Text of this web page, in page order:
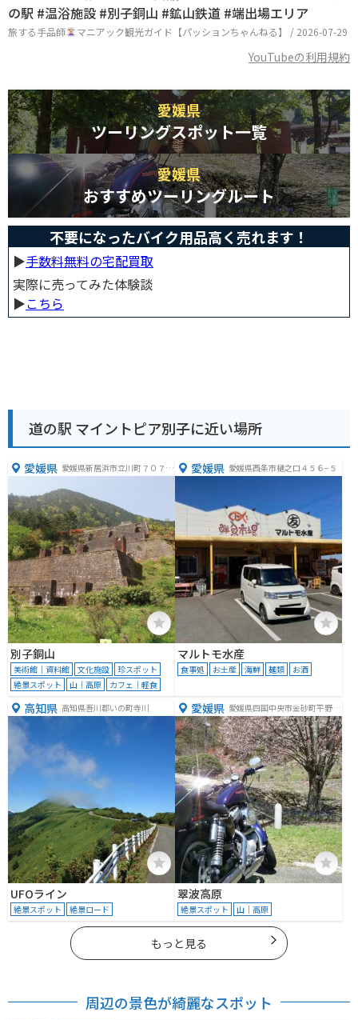
の駅 #温浴施設 #別子銅山 #鉱山鉄道 #端出場エリア
旅する手品師 マニアック観光ガイド【パッションちゃんねる】 / 2026-07-29
YouTubeの利用規約
愛媛県
ツーリングスポット一覧
愛媛県
おすすめツーリングルート
不要になったバイク用品高く売れます！
▶︎手数料無料の宅配買取
実際に売ってみた体験談
▶︎こちら
道の駅 マイントピア別子に近い場所
愛媛県 愛媛県新居浜市立川町７０７
−３
別子銅山
美術館｜資料館 文化施設
珍スポット
絶景スポット
山｜高原 カフェ｜軽食
愛媛県 愛媛県西条市樋之口４５６−５
マルトモ水産
食事処 お土産 海鮮 麺類 お酒
高知県 高知県吾川郡いの町寺川
UFOライン
絶景スポット 絶景ロード
愛媛県 愛媛県四国中央市金砂町平野山
乙306―1
翠波高原
絶景スポット 山｜高原
もっと見る
周辺の景色が綺麗なスポット